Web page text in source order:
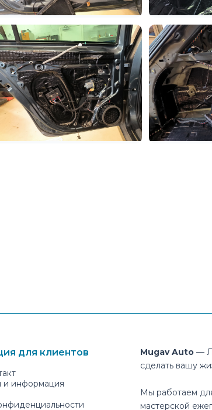
для клиентов
и информация
Mugav Auto —
сделать вашу
Мы работаем
мастерской